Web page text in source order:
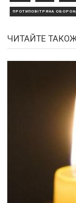
ПРОТИПОВІТРЯНА
ЧИТАЙТЕ